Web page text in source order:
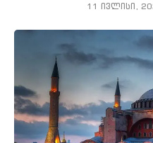
11 ივლისი,